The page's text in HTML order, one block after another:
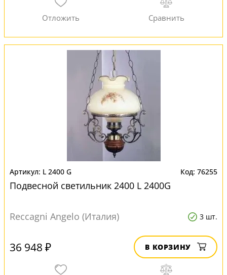
L 2400 G 76255
Подвесной светильник 2400 L 2400G
Reccagni Angelo (Италия) 3 шт.
36 948 ₽ В КОРЗИНУ